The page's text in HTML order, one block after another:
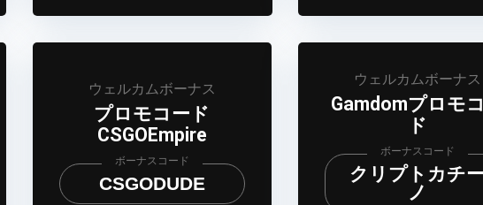
ウェルカムボーナス
プロモコード
CSGOEmpire
CSGODUDE
ボーナスコード
ウェルカムボーナス
Gamdomプロモ
ド
クリプトカチ
ノ
ボーナスコード